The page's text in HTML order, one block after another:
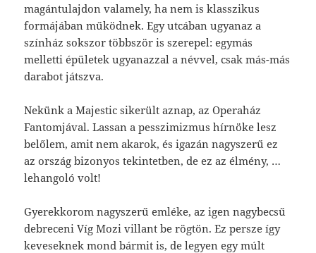
magántulajdon valamely, ha nem is klasszikus
formájában működnek. Egy utcában ugyanaz a
színház sokszor többször is szerepel: egymás
melletti épületek ugyanazzal a névvel, csak más-más
darabot játszva.
Nekünk a Majestic sikerült aznap, az Operaház
Fantomjával. Lassan a pesszimizmus hírnöke lesz
belőlem, amit nem akarok, és igazán nagyszerű ez
az ország bizonyos tekintetben, de ez az élmény, …
lehangoló volt!
Gyerekkorom nagyszerű emléke, az igen nagybecsű
debreceni Víg Mozi villant be rögtön. Ez persze így
keveseknek mond bármit is, de legyen egy múlt